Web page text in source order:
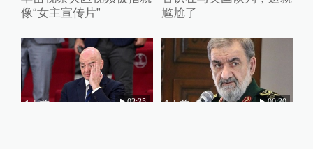
像“女主宣传片”
尴尬了
1天前 02:35 1天前 00:30